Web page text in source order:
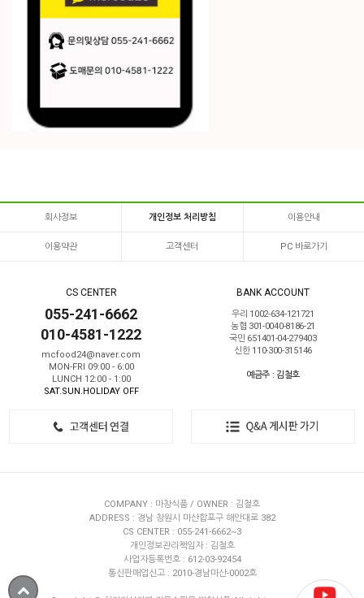
회사정보 개인정보 처리방침 이용안내
이용약관 고객센터 PC 바로가기
CS CENTER
055-241-6662
010-4581-1222
mcfood24@naver.com
MON-FRI 09:00 - 6:00
LUNCH 12:00 - 1:00
SAT.SUN.HOLIDAY OFF
BANK ACCOUNT
우리 1002-634-121721
농협 301-0040-8186-21
국민 651401-04-279403
신한 110-300-315146
예금주 : 김철호
COMPANY : 마창식품 / OWNER : 김철호
ADDRESS : 경남 창원시 마산합포구 해안대로 382
CS CENTER : 055-241-6662~3
개인정보관리책임자 : 김철호
사업자등록번호 : 612-03-92454
통신판매업신고 : 2010-경남마산-0002호